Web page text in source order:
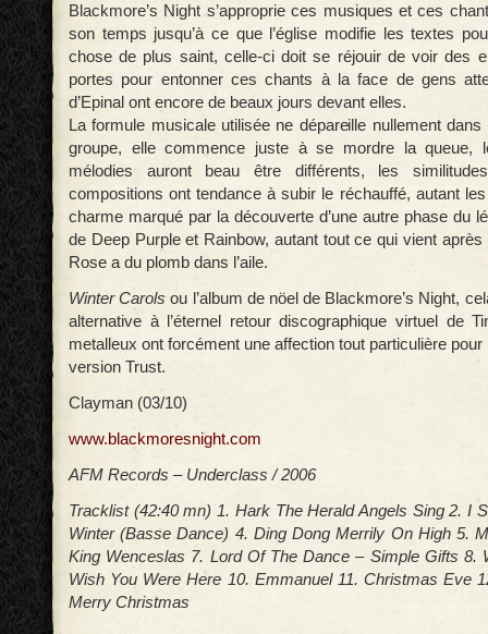
Blackmore’s Night s’approprie ces musiques et ces
son temps jusqu’à ce que l’église modifie les textes
chose de plus saint, celle-ci doit se réjouir de voir des
portes pour entonner ces chants à la face de gens
d’Epinal ont encore de beaux jours devant elles.
La formule musicale utilisée ne dépareille nullement
groupe, elle commence juste à se mordre la queue,
mélodies auront beau être différents, les
compositions ont tendance à subir le réchauffé, autant
charme marqué par la découverte d’une autre phase du
de Deep Purple et Rainbow, autant tout ce qui vient après
Rose a du plomb dans l’aile.
Winter Carols ou l’album de nöel de Blackmore’s Night,
alternative à l’éternel retour discographique virtuel de
metalleux ont forcément une affection tout particulière
version Trust.
Clayman (03/10)
www.blackmoresnight.com
AFM Records – Underclass / 2006
Tracklist (42:40 mn) 1. Hark The Herald Angels Sing 2. I
Winter (Basse Dance) 4. Ding Dong Merrily On High 5.
King Wenceslas 7. Lord Of The Dance – Simple Gifts 8.
Wish You Were Here 10. Emmanuel 11. Christmas Eve
Merry Christmas